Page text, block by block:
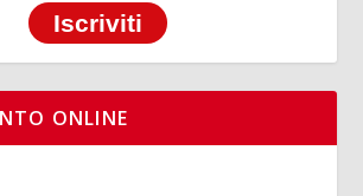
Iscriviti
ONLINE